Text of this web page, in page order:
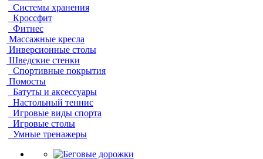
Системы хранения
Кроссфит
Фитнес
Массажные кресла
Инверсионные столы
Шведские стенки
Спортивные покрытия
Помосты
Батуты и аксессуары
Настольный теннис
Игровые виды спорта
Игровые столы
Умные тренажеры